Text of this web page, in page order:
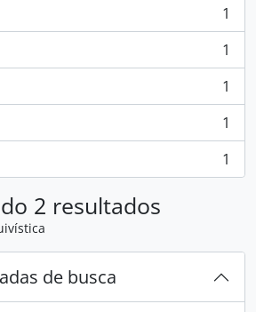
1
1
1
1
1
2 resultados
de busca